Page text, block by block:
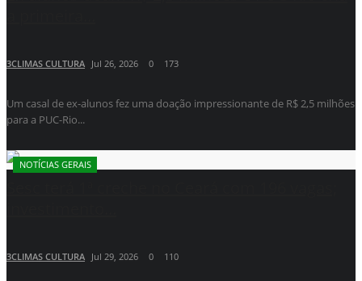
3CLIMAS CULTURA Jul 26, 2026 0 173
Um casal de ex-alunos fez uma doação impressionante de R$ 2,5 milhões
para a PUC-Rio...
NOTÍCIAS GERAIS
3CLIMAS CULTURA Jul 29, 2026 0 110